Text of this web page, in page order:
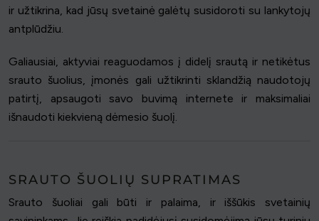
ir užtikrina, kad jūsų svetainė galėtų susidoroti su lankytojų
antplūdžiu.
Galiausiai, aktyviai reaguodamos į didelį srautą ir netikėtus
srauto šuolius, įmonės gali užtikrinti sklandžią naudotojų
patirtį, apsaugoti savo buvimą internete ir maksimaliai
išnaudoti kiekvieną dėmesio šuolį.
SRAUTO ŠUOLIŲ SUPRATIMAS
Srauto šuoliai gali būti ir palaima, ir iššūkis svetainių